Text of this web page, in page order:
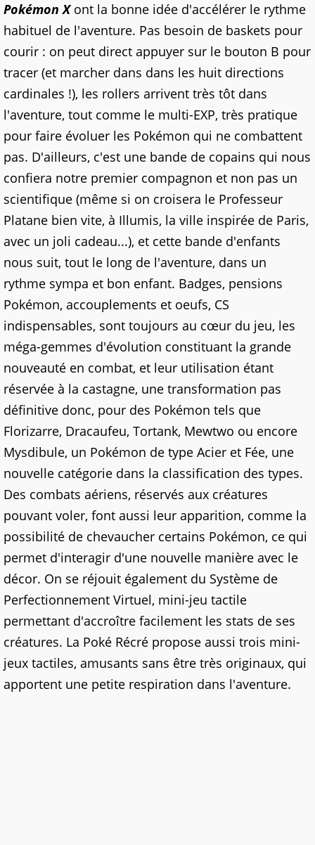
Pokémon Xont la bonne idée d'accélérer le rythme
habituel de l'aventure. Pas besoin de baskets pour
courir : on peut direct appuyer sur le bouton B pour
tracer (et marcher dans dans les huit directions
cardinales !), les rollers arrivent très tôt dans
l'aventure, tout comme le multi-EXP, très pratique
pour faire évoluer les Pokémon qui ne combattent
pas. D'ailleurs, c'est une bande de copains qui nous
confiera notre premier compagnon et non pas un
scientifique (même si on croisera le Professeur
Platane bien vite, à Illumis, la ville inspirée de Paris,
avec un joli cadeau...), et cette bande d'enfants
nous suit, tout le long de l'aventure, dans un
rythme sympa et bon enfant. Badges, pensions
Pokémon, accouplements et oeufs, CS
indispensables, sont toujours au cœur du jeu, les
méga-gemmes d'évolution constituant la grande
nouveauté en combat, et leur utilisation étant
réservée à la castagne, une transformation pas
définitive donc, pour des Pokémon tels que
Florizarre, Dracaufeu, Tortank, Mewtwo ou encore
Mysdibule, un Pokémon de type Acier et Fée, une
nouvelle catégorie dans la classification des types.
Des combats aériens, réservés aux créatures
pouvant voler, font aussi leur apparition, comme la
possibilité de chevaucher certains Pokémon, ce qui
permet d'interagir d'une nouvelle manière avec le
décor. On se réjouit également du Système de
Perfectionnement Virtuel, mini-jeu tactile
permettant d'accroître facilement les stats de ses
créatures. La Poké Récré propose aussi trois mini-
jeux tactiles, amusants sans être très originaux, qui
apportent une petite respiration dans l'aventure.